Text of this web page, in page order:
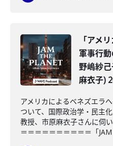
「アメ
軍事行
野嶋紗
麻衣子)
アメリカによるベネズエラ
ついて、国際政治学・民主
教授、市原麻衣子さんに伺
＝＝＝＝＝＝＝＝＝＝「